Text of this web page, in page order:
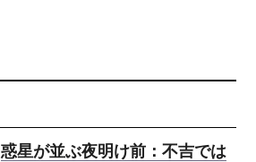
惑星が並ぶ夜明け前：不吉では